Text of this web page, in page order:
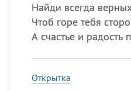
Найди всегда
Чтоб горе тебя
А счастье и радость
Открытка